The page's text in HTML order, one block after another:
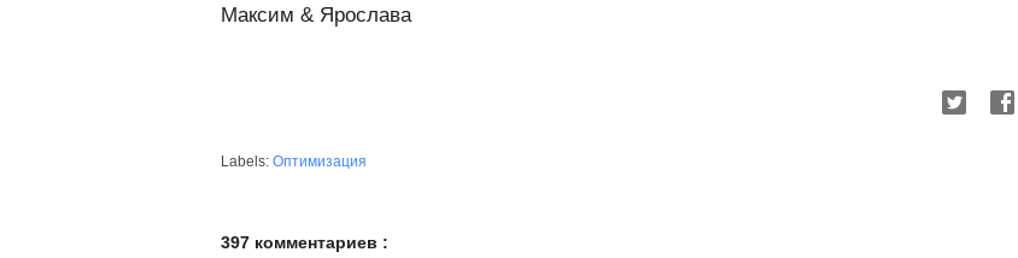
Максим & Ярослава
Labels: Оптимизация
397 комментариев :